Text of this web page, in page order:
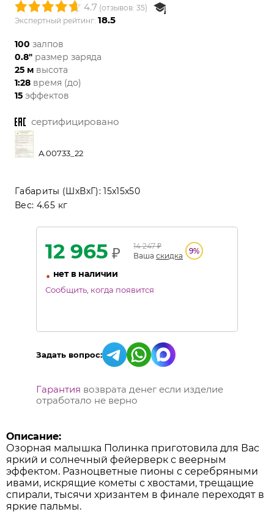
4.7 (отзывов: 35)
Экспертный рейтинг: 18.5
100 залпов
0.8" размер заряда
25 м высота
1:28 время (до)
15 эффектов
сертифицировано
A.00733_22
Габариты (ШхВхГ):15x15x50
Вес: 4.65 кг
12 965 ₽ 14 247₽
Ваша скидка
9%
• нет в наличии
Сообщить, когда появится
Задать вопрос:
Гарантия возврата денег если изделие
отработало не верно
Описание:
Озорная малышка Полинка приготовила для Вас
яркий и солнечный фейерверк с веерным
эффектом. Разноцветные пионы с серебряными
ивами, искрящие кометы с хвостами, трещащие
спирали, тысячи хризантем в финале переходят в
яркие пальмы.